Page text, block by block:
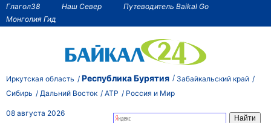
Глагол38 Наш Север
Путеводитель Baikal Go
Монголия Гид
Иркутская область Республика Бурятия
Забайкальский край
Сибирь
Дальний Восток АТР Россия и Мир
08 августа 2026